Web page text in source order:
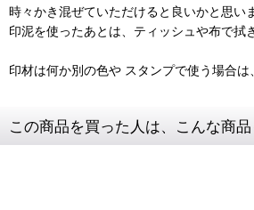
時々かき混ぜていただけると良いかと思い
印泥を使ったあとは、ティッシュや布で拭
印材は何か別の色や スタンプで使う場合
この商品を買った人は、こんな商